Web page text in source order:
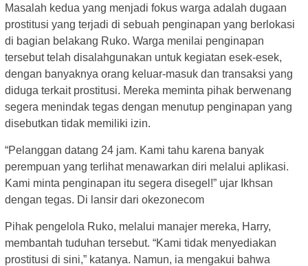
Masalah kedua yang menjadi fokus warga adalah dugaan
prostitusi yang terjadi di sebuah penginapan yang berlokasi
di bagian belakang Ruko. Warga menilai penginapan
tersebut telah disalahgunakan untuk kegiatan esek-esek,
dengan banyaknya orang keluar-masuk dan transaksi yang
diduga terkait prostitusi. Mereka meminta pihak berwenang
segera menindak tegas dengan menutup penginapan yang
disebutkan tidak memiliki izin.
“Pelanggan datang 24 jam. Kami tahu karena banyak
perempuan yang terlihat menawarkan diri melalui aplikasi.
Kami minta penginapan itu segera disegel!” ujar Ikhsan
dengan tegas. Di lansir dari okezonecom
Pihak pengelola Ruko, melalui manajer mereka, Harry,
membantah tuduhan tersebut. “Kami tidak menyediakan
prostitusi di sini,” katanya. Namun, ia mengakui bahwa